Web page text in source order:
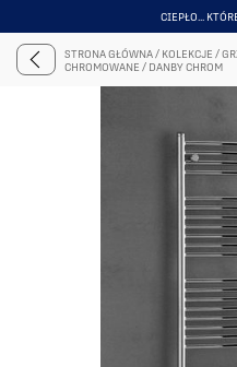
CIEPŁO...
ITEM
STRONA GŁÓWNA/ KOLEKCJE /
CHROMOWANE / DANBY CHROM